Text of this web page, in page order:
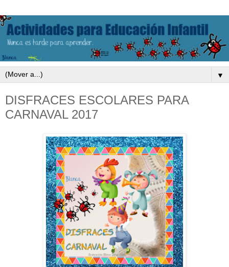
▼
DISFRACES ESCOLARES PARA
CARNAVAL 2017